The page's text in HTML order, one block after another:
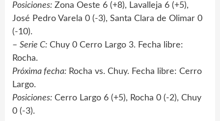
Posiciones: Zona Oeste 6 (+8), Lavalleja 6 (+5),
José Pedro Varela 0 (-3), Santa Clara de Olimar 0
(-10).
– Serie C: Chuy 0 Cerro Largo 3. Fecha libre:
Rocha.
Próxima fecha: Rocha vs. Chuy. Fecha libre: Cerro
Largo.
Posiciones: Cerro Largo 6 (+5), Rocha 0 (-2), Chuy
0 (-3).